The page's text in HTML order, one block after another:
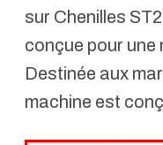
sur Chenilles
conçue pour une
Destinée aux
machine est